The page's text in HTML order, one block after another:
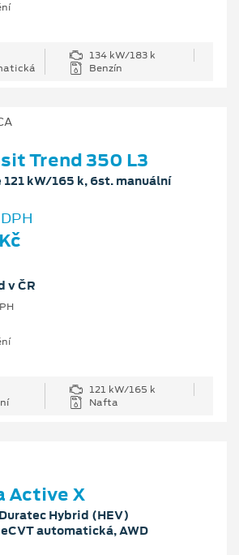
134 kW/183 k
Benzín
Trend 350 L3
121 kW/165 k, 6st. manuální
v ČR
121 kW/165 k
Nafta
Active X
Hybrid (HEV)
automatická, AWD